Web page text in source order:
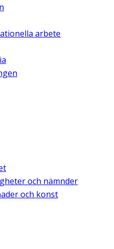
arbete
och nämnder
och konst